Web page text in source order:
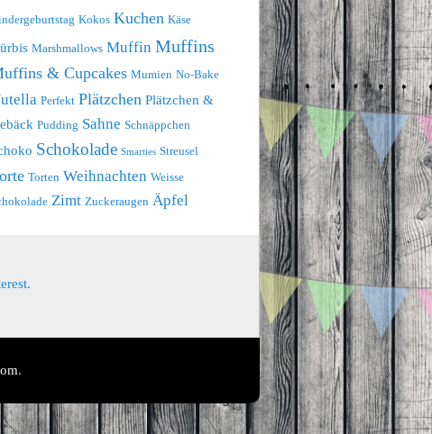
Kokos Kuchen Käse
Marshmallows Muffin Muffins
& Cupcakes Mumien No-Bake
Perfekt Plätzchen Plätzchen &
Pudding Sahne Schnäppchen
Schokolade Smarties Streusel
Torten Weihnachten Weisse
Zimt Zuckeraugen Äpfel
.